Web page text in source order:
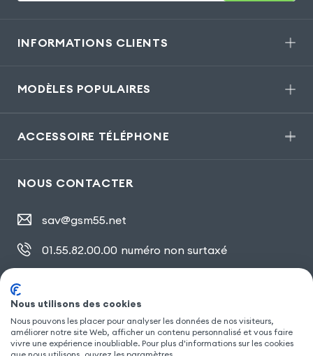
INFORMATIONS CLIENTS
MODÈLES POPULAIRES
ACCESSOIRE TÉLÉPHONE
NOUS CONTACTER
sav@gsm55.net
01.55.82.00.00 numéro non surtaxé
SUIVEZ NOUS
Nous utilisons des cookies
Nous pouvons les placer pour analyser les données de nos visiteurs,
améliorer notre site Web, afficher un contenu personnalisé et vous faire
vivre une expérience inoubliable. Pour plus d'informations sur les cookies